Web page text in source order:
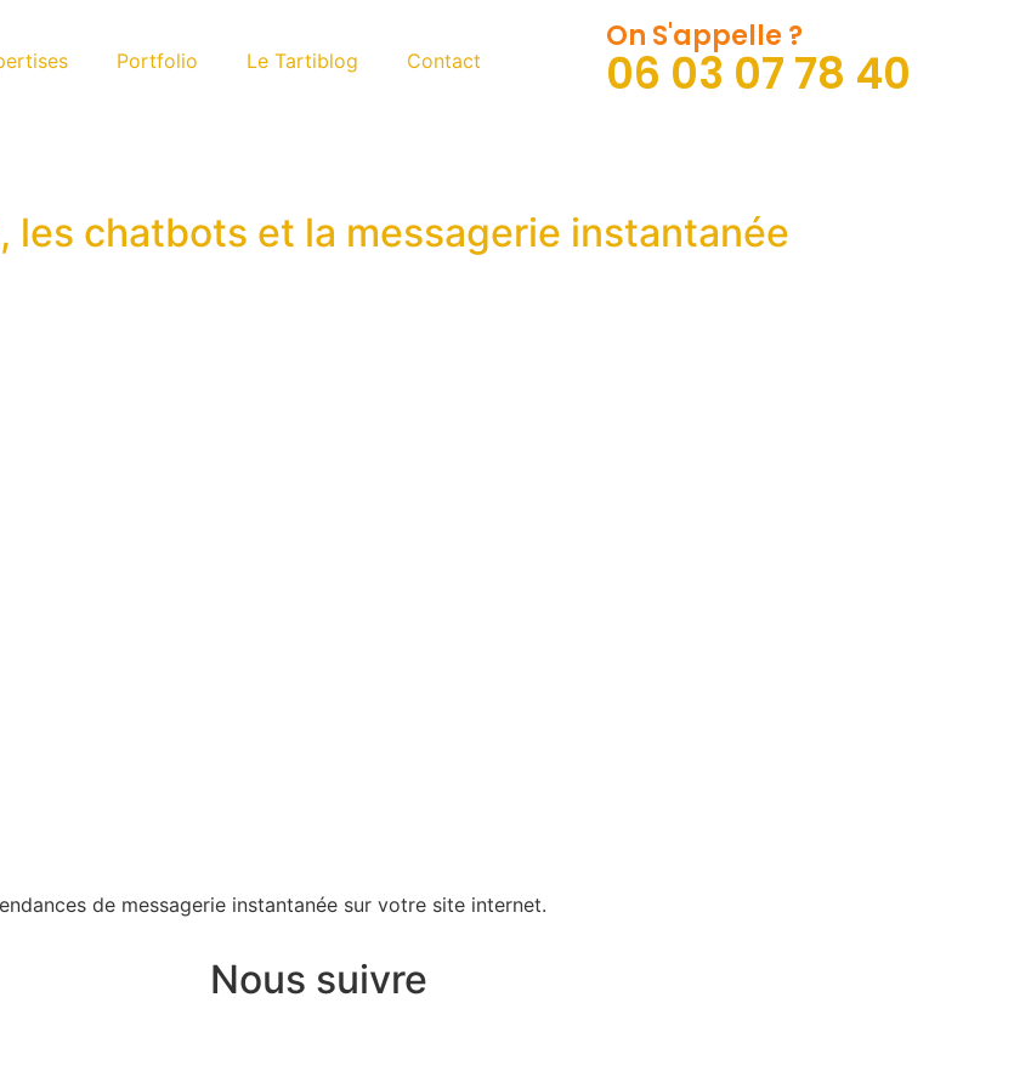
Portfolio Le Tartiblog Contact
On S'appelle ?
06 03 07 78 40
les chatbots et la messagerie instantanée
de messagerie instantanée sur votre site internet.
Nous suivre